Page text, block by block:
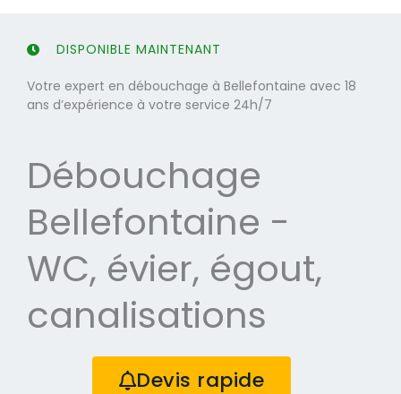
DISPONIBLE MAINTENANT
Votre expert en débouchage à Bellefontaine avec 18
ans d’expérience à votre service 24h/7
Débouchage
Bellefontaine -
WC, évier, égout,
canalisations
Devis rapide